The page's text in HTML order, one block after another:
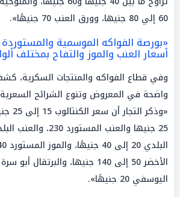
60 إلي 80 جنيها، وورق العنب 70 جنيهًا».
«بورصة الفواكه الموسمية والمستوردة
أسعار العنب والموز والتفاح بمختلف
وفي قطاع الفواكه والمنتجات السكرية،
واضحة في المعروض وتنوع الشرائح
اليوسفي 20 جنيهًا».